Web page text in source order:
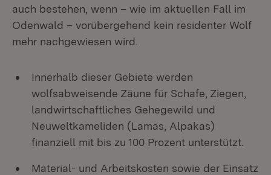
auch bestehen, wenn – wie im aktuellen Fall im
Odenwald – vorübergehend kein residenter Wolf
mehr nachgewiesen wird.
Innerhalb dieser Gebiete werden
wolfsabweisende Zäune für Schafe, Ziegen,
landwirtschaftliches Gehegewild und
Neuweltkameliden (Lamas, Alpakas)
finanziell mit bis zu 100 Prozent unterstützt.
Material- und Arbeitskosten sowie der Einsatz